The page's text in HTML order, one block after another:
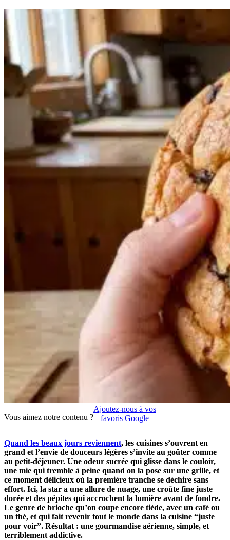
Vous aimez notre contenu ?
Ajoutez-nous à vos
favoris Google
Quand les beaux jours reviennent, les cuisines s’ouvrent en
grand et l’envie de douceurs légères s’invite au goûter comme
au petit-déjeuner. Une odeur sucrée qui glisse dans le couloir,
une mie qui tremble à peine quand on la pose sur une grille, et
ce moment délicieux où la première tranche se déchire sans
effort. Ici, la star a une allure de nuage, une croûte fine juste
dorée et des pépites qui accrochent la lumière avant de fondre.
Le genre de brioche qu’on coupe encore tiède, avec un café ou
un thé, et qui fait revenir tout le monde dans la cuisine “juste
pour voir”. Résultat : une gourmandise aérienne, simple, et
terriblement addictive.